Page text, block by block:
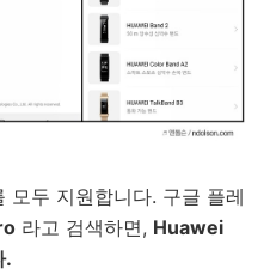
모두 지원합니다. 구글 플레
라고 검색하면, Huawei
.